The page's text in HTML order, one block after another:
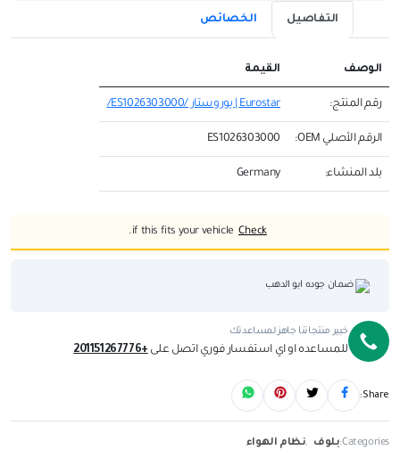
التفاصيل الخصائص
الوصف القيمة
رقم المنتج: Eurostar | يوروستار /ES1026303000/
الرقم الأصلي OEM: ES1026303000
بلد المنشاء: Germany
Check
if this fits your vehicle.
ضمان جوده ابو الدهب
خبير منتجاتنا جاهز لمساعدتك
للمساعده او اي استفسار فوري اتصل على+201151267776
Share:
Categories: بلوف ,نظام الهواء